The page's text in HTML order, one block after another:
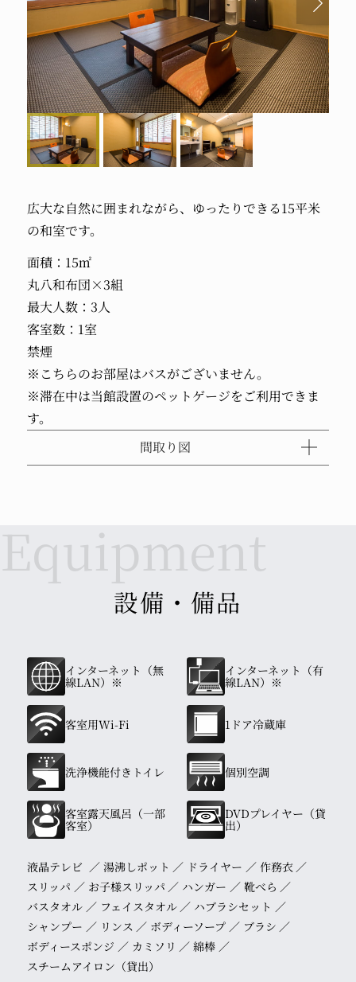
広大な自然に囲まれながら、ゆったりできる15平米
の和室です。
面積：15㎡
丸八和布団×3組
最大人数：3人
客室数：1室
禁煙
※こちらのお部屋はバスがございません。
※滞在中は当館設置のペットゲージをご利用できま
す。
間取り図
設備・備品
インターネット（無
線LAN）※
インターネット（有
線LAN）※
客室用Wi-Fi 1ドア冷蔵庫
洗浄機能付きトイレ 個別空調
客室露天風呂（一部
客室）
DVDプレイヤー（貸
出）
液晶テレビ 湯沸しポット ドライヤー
作務衣
スリッパ
お子様スリッパ ハンガー
靴べら
バスタオル
フェイスタオル
ハブラシセット
シャンプー
リンス ボディーソープ
ブラシ
ボディースポンジ
カミソリ
綿棒
スチームアイロン（貸出）